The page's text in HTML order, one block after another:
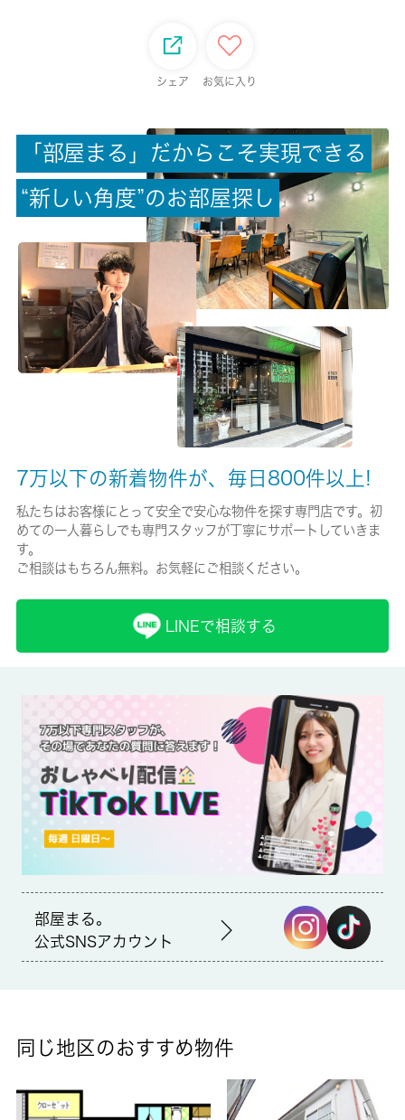
駐車場/料金
-/-
有/22000円
保険名/保険期間
チャブ保険/2年
保証人代行
賃貸区分/契約期間
一般/2年
取引形態
仲介
備考
す。魅力も多い賃貸物件はいかがでしょうか。空家ですのでお早
めのお引越しが可能です。アパートタイプのお部屋です。クロー
ゼット付きのアパートです。川崎市中原区にお引っ越しが決まっ
たら、住まい探しは当社にお任せください。当社では豊富な賃貸
情報をご用意して、お客様からのお問い合わせをお待ちしており
ます。大型バイク相談可
シェア お気に入り
「 部屋 ま る 」 だ か ら こ そ実現で き る
“新 し い角 度”のお部屋探 し
7万以下の新着物件が、毎日800件以上!
私たちはお客様にとって安全で安心な物件を探す専門店です。初
めての一人暮らしでも専門スタッフが丁寧にサポートしていきま
す。
ご相談はもちろん無料。お気軽にご相談ください。
LINEで相談する
部屋まる。
公式SNSアカウント
同じ地区のおすすめ物件